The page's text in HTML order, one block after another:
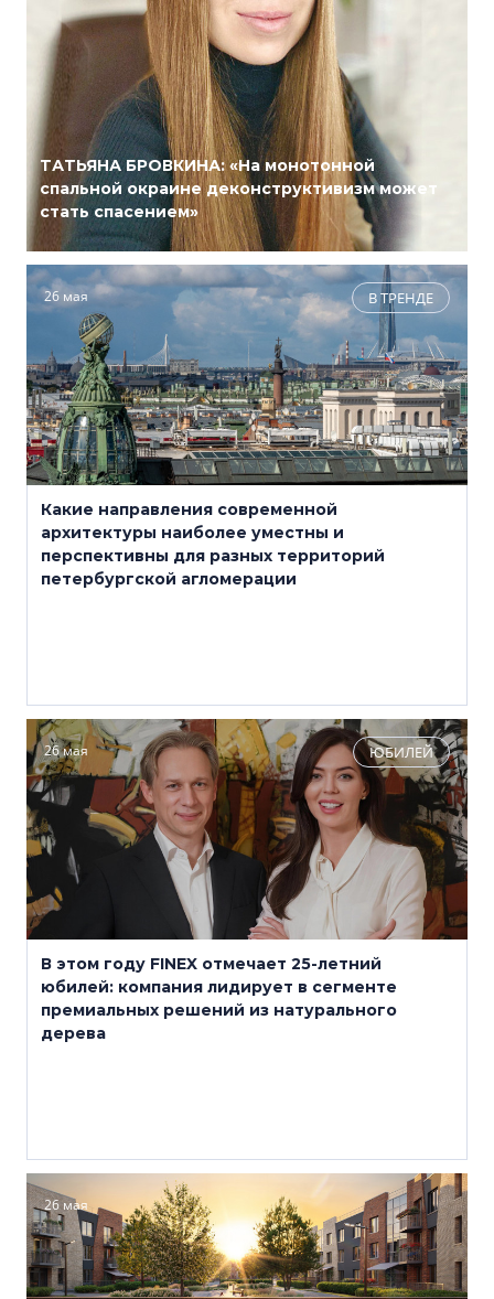
ТАТЬЯНА БРОВКИНА: «На монотонной
спальной окраине деконструктивизм может
стать спасением»
26 мая В ТРЕНДЕ
Какие направления современной
архитектуры наиболее уместны и
перспективны для разных территорий
петербургской агломерации
26 мая ЮБИЛЕЙ
В этом году FINEX отмечает 25-летний
юбилей: компания лидирует в сегменте
премиальных решений из натурального
дерева
26 мая